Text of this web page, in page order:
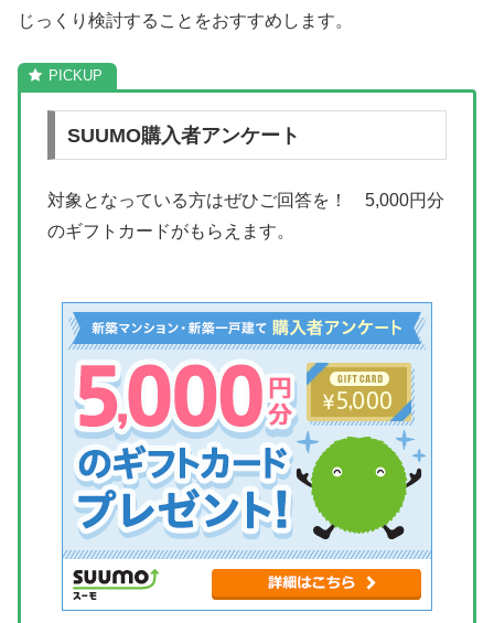
じっくり検討することをおすすめします。
SUUMO購入者アンケート
対象となっている方はぜひご回答を！ 5,000円分
のギフトカードがもらえます。